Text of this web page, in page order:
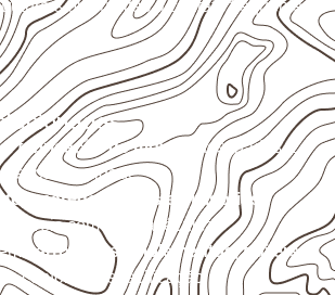
ou sujeitas a contato frequente
e fabricação de móveis
destinados a
à umidade.
paredes, pisos e divisórias
com a ficha técnica.
carrocerias, implementos, trailers e
, conforme especificação.